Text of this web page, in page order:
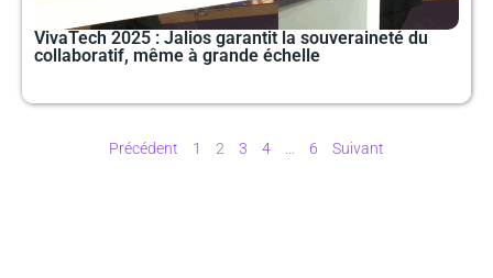
VivaTech 2025 : Jalios garantit la souveraineté du
collaboratif, même à grande échelle
Précédent 1 2 3 4 6 Suivant